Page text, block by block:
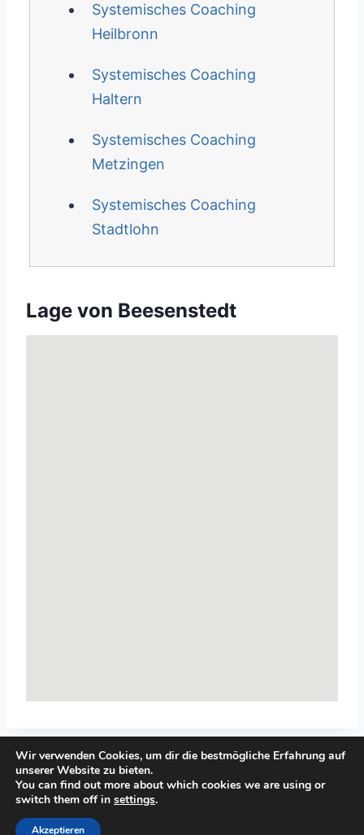
Systemisches Coaching
Heilbronn
Systemisches Coaching
Haltern
Systemisches Coaching
Metzingen
Systemisches Coaching
Stadtlohn
Lage von Beesenstedt
© 2026 Top-Systemisches-Coaching.de
Wir verwenden Cookies, um dir die bestmögliche Erfahrung auf
unserer Website zu bieten.
You can find out more about which cookies we are using or
switch them off in settings.
Akzeptieren